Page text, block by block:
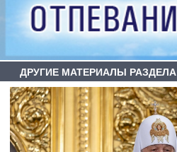
ДРУГИЕ МАТЕРИАЛЫ РАЗДЕЛА